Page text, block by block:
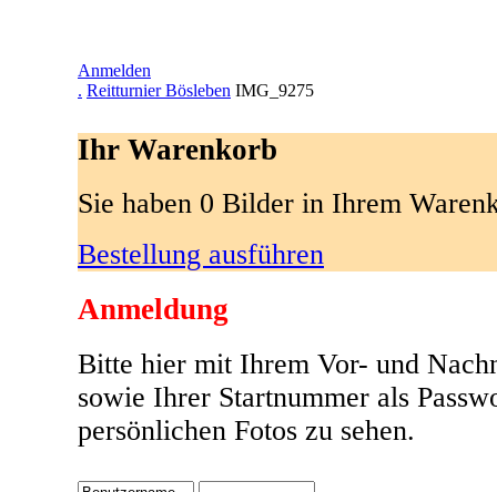
Anmelden
. Reitturnier Bösleben IMG_9275
Ihr Warenkorb
Sie haben 0 Bilder in Ihrem
Bestellung ausführen
Anmeldung
Bitte hier mit Ihrem Vor- und
sowie Ihrer Startnummer als
persönlichen Fotos zu sehen.